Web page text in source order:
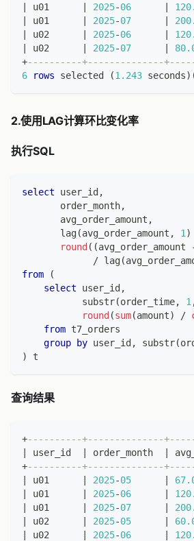
u01 2025-06
u01 2025-07
u02 2025-06
u02 2025-07
+----------+--------------
6
rows selected (1.243 seconds)
2.使用LAG计算环比变化率
执行SQL
select user_id ,
       order_month
,
       avg_order_amount
,
       lag
(avg_order_amount , 1 )
round ( (avg_order_amount
/ lag(
from
(
select user_id ,
           substr
(order_time, 1
round (sum(amount) /
from t7_orders
group
by user_id , substr(
)
t
查询结果
+----------+--------------
user_id order_month
+----------+--------------
u01 2025-05
u01 2025-06
u01 2025-07
u02 2025-05
u02 2025-06